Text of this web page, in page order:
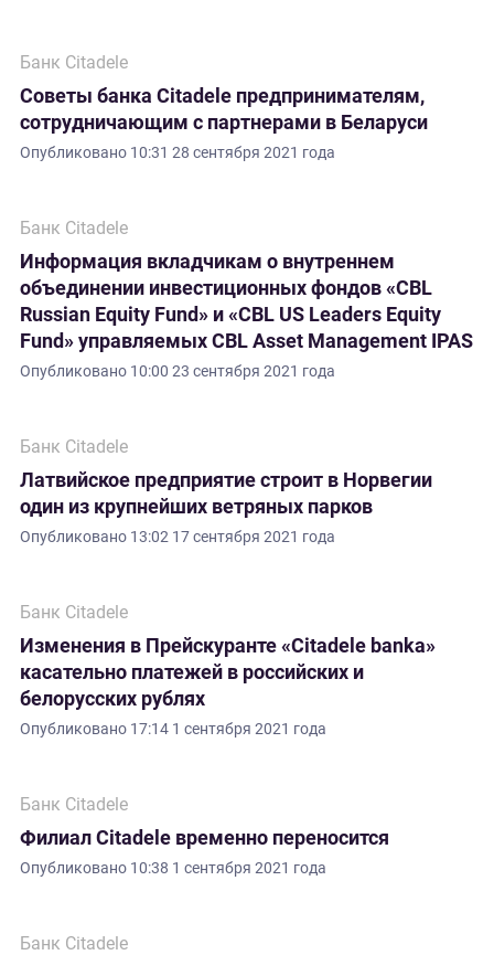
Банк Citadele
Советы банка Citadele предпринимателям,
сотрудничающим с партнерами в Беларуси
Опубликовано 10:31 28 сентября 2021 года
Банк Citadele
Информация вкладчикам о внутреннем
объединении инвестиционных фондов «CBL
Russian Equity Fund» и «CBL US Leaders Equity
Fund» управляемых CBL Asset Management IPAS
Опубликовано 10:00 23 сентября 2021 года
Банк Citadele
Латвийское предприятие строит в Норвегии
один из крупнейших ветряных парков
Опубликовано 13:02 17 сентября 2021 года
Банк Citadele
Изменения в Прейскуранте «Citadele banka»
касательно платежей в российских и
белорусских рублях
Опубликовано 17:14 1 сентября 2021 года
Банк Citadele
Филиал Citadele временно переносится
Опубликовано 10:38 1 сентября 2021 года
Банк Citadele